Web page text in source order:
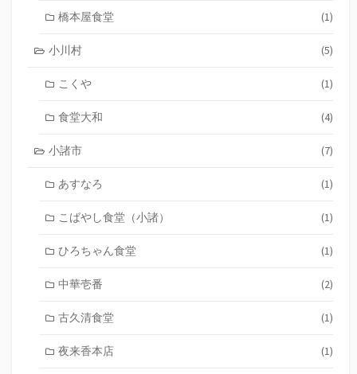
橋本屋食堂 (1)
小川村 (5)
こくや (1)
食堂大和 (4)
小諸市 (7)
あすなろ (1)
こばやし食堂（小諸） (1)
ひろちゃん食堂 (1)
中華壱番 (2)
古久清食堂 (1)
夜来香本店 (1)